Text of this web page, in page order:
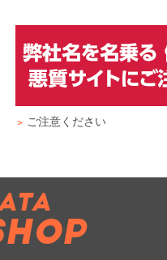
ご注意ください